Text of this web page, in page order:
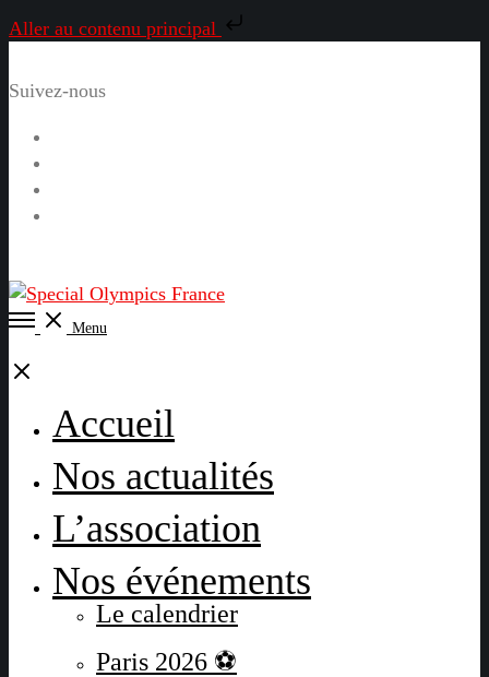
Aller au contenu principal
Suivez-nous
Open
Menu
Close
Accueil
Nos actualités
L’association
Nos événements
Le calendrier
Paris 2026 ⚽